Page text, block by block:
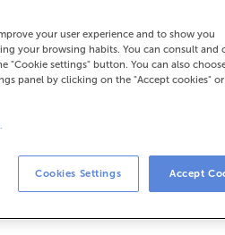
Com arribar
your user experience and to show you
your browsing habits. You can consult and
"Cookie settings" button. You can also
panel by clicking on the "Accept cookies" or
Cookies Settings Accept